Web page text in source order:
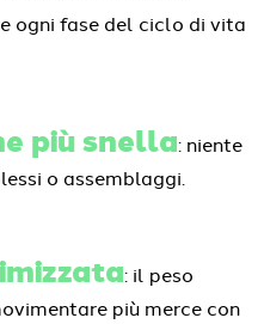
ogni fase del ciclo di vita
più snella: niente
o assemblaggi.
: il peso
più merce con